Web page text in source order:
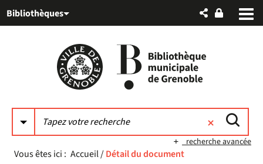
au
auBibliothèques
recherche avancée
Vous êtes ici : Accueil/Détail du document